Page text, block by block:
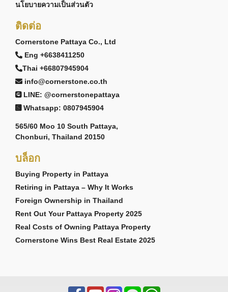
นโยบายความเป็นส่วนตัว
ติดต่อ
Cornerstone Pattaya Co., Ltd
Eng +6638411250
Thai +66807945904
info@cornerstone.co.th
LINE: @cornerstonepattaya
Whatsapp: 0807945904
565/60 Moo 10 South Pattaya,
Chonburi, Thailand 20150
บล็อก
Buying Property in Pattaya
Retiring in Pattaya – Why It Works
Foreign Ownership in Thailand
Rent Out Your Pattaya Property 2025
Real Costs of Owning Pattaya Property
Cornerstone Wins Best Real Estate 2025